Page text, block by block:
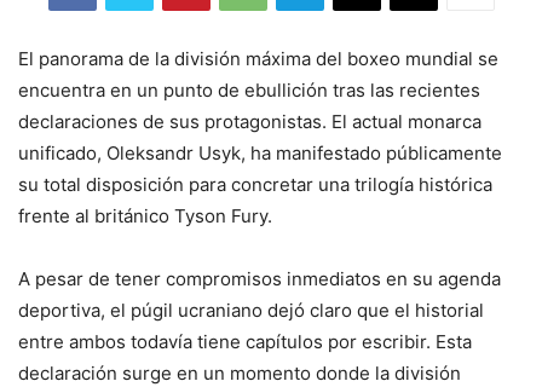
El panorama de la división máxima del boxeo mundial se
encuentra en un punto de ebullición tras las recientes
declaraciones de sus protagonistas. El actual monarca
unificado, Oleksandr Usyk, ha manifestado públicamente
su total disposición para concretar una trilogía histórica
frente al británico Tyson Fury.
A pesar de tener compromisos inmediatos en su agenda
deportiva, el púgil ucraniano dejó claro que el historial
entre ambos todavía tiene capítulos por escribir. Esta
declaración surge en un momento donde la división